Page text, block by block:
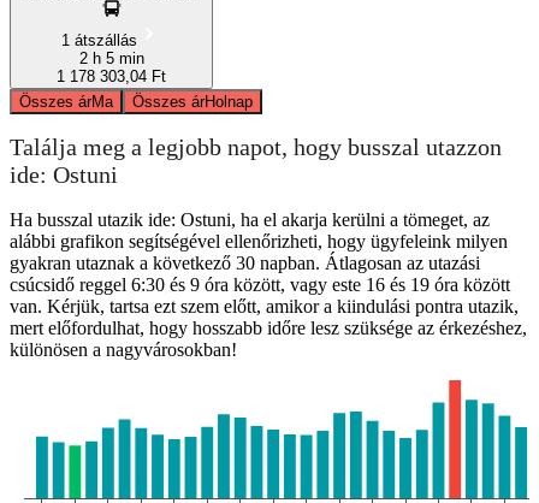
1 átszállás
2 h 5 min
1 178 303,04 Ft
Összes árMa Összes árHolnap
Találja meg a legjobb napot, hogy busszal utazzon
ide: Ostuni
Ha busszal utazik ide: Ostuni, ha el akarja kerülni a tömeget, az
alábbi grafikon segítségével ellenőrizheti, hogy ügyfeleink milyen
gyakran utaznak a következő 30 napban. Átlagosan az utazási
csúcsidő reggel 6:30 és 9 óra között, vagy este 16 és 19 óra között
van. Kérjük, tartsa ezt szem előtt, amikor a kiindulási pontra utazik,
mert előfordulhat, hogy hosszabb időre lesz szüksége az érkezéshez,
különösen a nagyvárosokban!